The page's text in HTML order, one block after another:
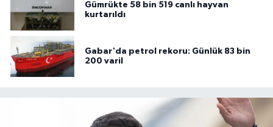
Gümrükte 58 bin 519 canlı hayvan
kurtarıldı
Gabar'da petrol rekoru: Günlük 83 bin
200 varil